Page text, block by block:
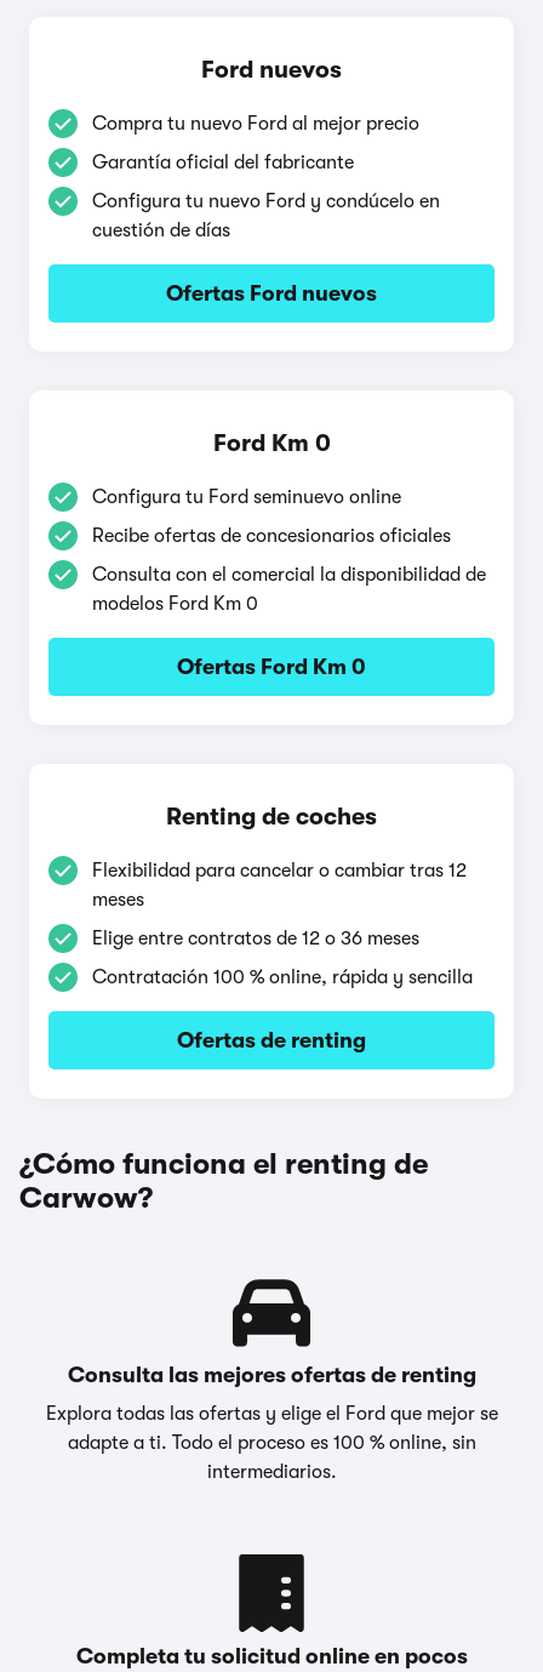
Ford nuevos
Compra tu nuevo Ford al mejor precio
Garantía oficial del fabricante
Configura tu nuevo Ford y condúcelo en
cuestión de días
Ofertas Ford nuevos
Ford Km 0
Configura tu Ford seminuevo online
Recibe ofertas de concesionarios oficiales
Consulta con el comercial la disponibilidad de
modelos Ford Km 0
Ofertas Ford Km 0
Renting de coches
Flexibilidad para cancelar o cambiar tras 12
meses
Elige entre contratos de 12 o 36 meses
Contratación 100 % online, rápida y sencilla
Ofertas de renting
¿Cómo funciona el renting de
Carwow?
Consulta las mejores ofertas de renting
Explora todas las ofertas y elige el Ford que mejor se
adapte a ti. Todo el proceso es 100 % online, sin
intermediarios.
Completa tu solicitud online en pocos